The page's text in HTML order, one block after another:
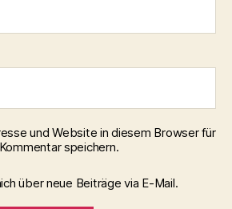
und Website in diesem Browser für
speichern.
über neue Beiträge via E-Mail.